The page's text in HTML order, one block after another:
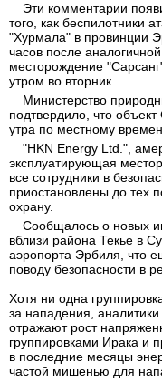
Эти комментарии
того, как беспилотники
"Хурмала" в провинции
часов после
месторождение
утром во вторник.
Министерство
подтвердило, что
утра по местному
"HKN Energy Ltd.",
эксплуатирующая
все сотрудники в
приостановлены до тех
охрану.
Сообщалось о новых
вблизи района Текье в
аэропорта Эрбиля, что
поводу безопасности в
Хотя ни одна
за нападения,
отражают рост
группировками Ирака и
в последние месяцы
частой мишенью для